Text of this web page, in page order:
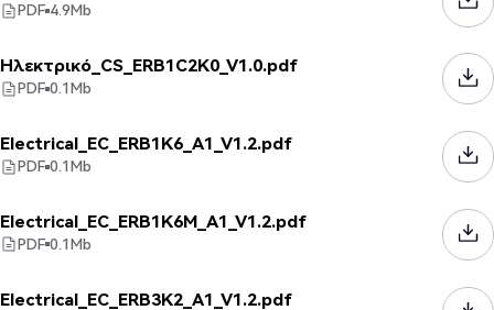
PDF 4.9Mb
Ηλεκτρικό_CS_ERB1C2K0_V1.0.pdf
PDF 0.1Mb
Electrical_EC_ERB1K6_A1_V1.2.pdf
PDF 0.1Mb
Electrical_EC_ERB1K6M_A1_V1.2.pdf
PDF 0.1Mb
Electrical_EC_ERB3K2_A1_V1.2.pdf